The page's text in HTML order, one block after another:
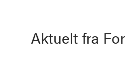
Aktuelt fra